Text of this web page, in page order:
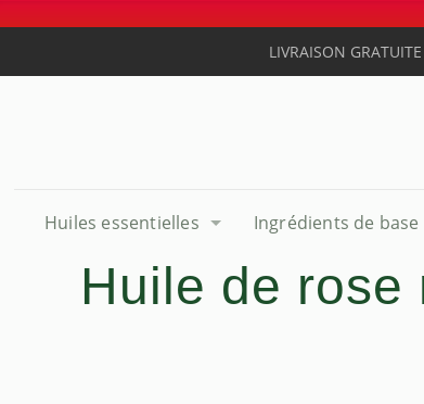
LIVRAISON
Huiles essentielles Ingrédients de base
Huile de rose